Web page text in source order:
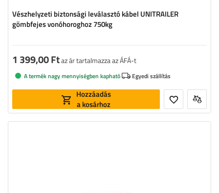
Vészhelyzeti biztonsági leválasztó kábel UNITRAILER
gömbfejes vonóhoroghoz 750kg
1 399,00 Ftaz ár tartalmazza az ÁFÁ-t
A termék nagy mennyiségben kapható Egyedi szállítás
Hozzáadás
a kosárhoz